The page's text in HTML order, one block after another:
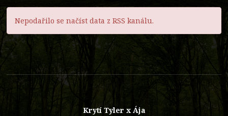
Nepodařilo se načíst data z RSS kanálu.
Krytí Tyler x Ája